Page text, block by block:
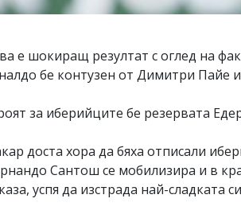
е шокиращ резултат с оглед на
бе контузен от Димитри Пайе
за иберийците бе резервата
доста хора да бяха отписали
Сантош се мобилизира и в
успя да изстрада най-сладката